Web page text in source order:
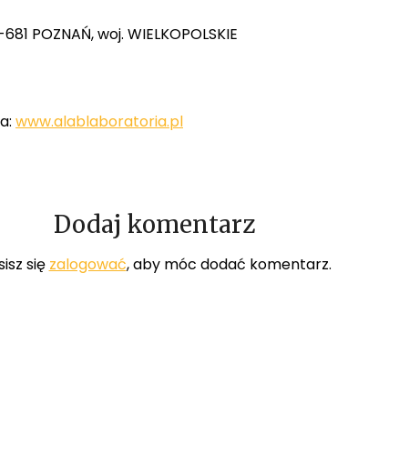
POZNAŃ, woj. WIELKOPOLSKIE
www.alablaboratoria.pl
Dodaj komentarz
się zalogować, aby móc dodać komentarz.